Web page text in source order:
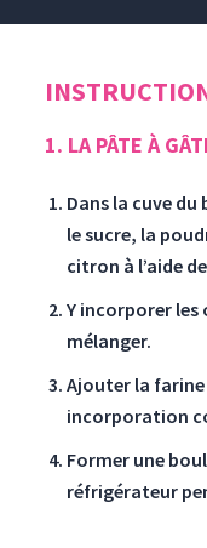
1. LA PÂTE À
Dans la cuve
le sucre, la
citron à l’aide
Y incorporer les
mélanger.
Ajouter la farine
incorporation
Former une
réfrigérateur